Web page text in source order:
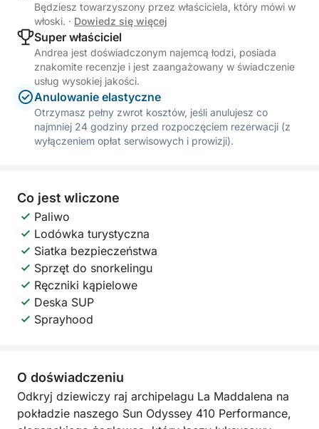
Będziesz towarzyszony przez właściciela, który mówi w
włoski. · Dowiedz się więcej
Super właściciel
Andrea jest doświadczonym najemcą łodzi, posiada
znakomite recenzje i jest zaangażowany w świadczenie
usług wysokiej jakości.
Anulowanie elastyczne
Otrzymasz pełny zwrot kosztów, jeśli anulujesz co
najmniej 24 godziny przed rozpoczęciem rezerwacji (z
wyłączeniem opłat serwisowych i prowizji).
Co jest wliczone
Paliwo
Lodówka turystyczna
Siatka bezpieczeństwa
Sprzęt do snorkelingu
Ręczniki kąpielowe
Deska SUP
Sprayhood
O doświadczeniu
Odkryj dziewiczy raj archipelagu La Maddalena na
pokładzie naszego Sun Odyssey 410 Performance,